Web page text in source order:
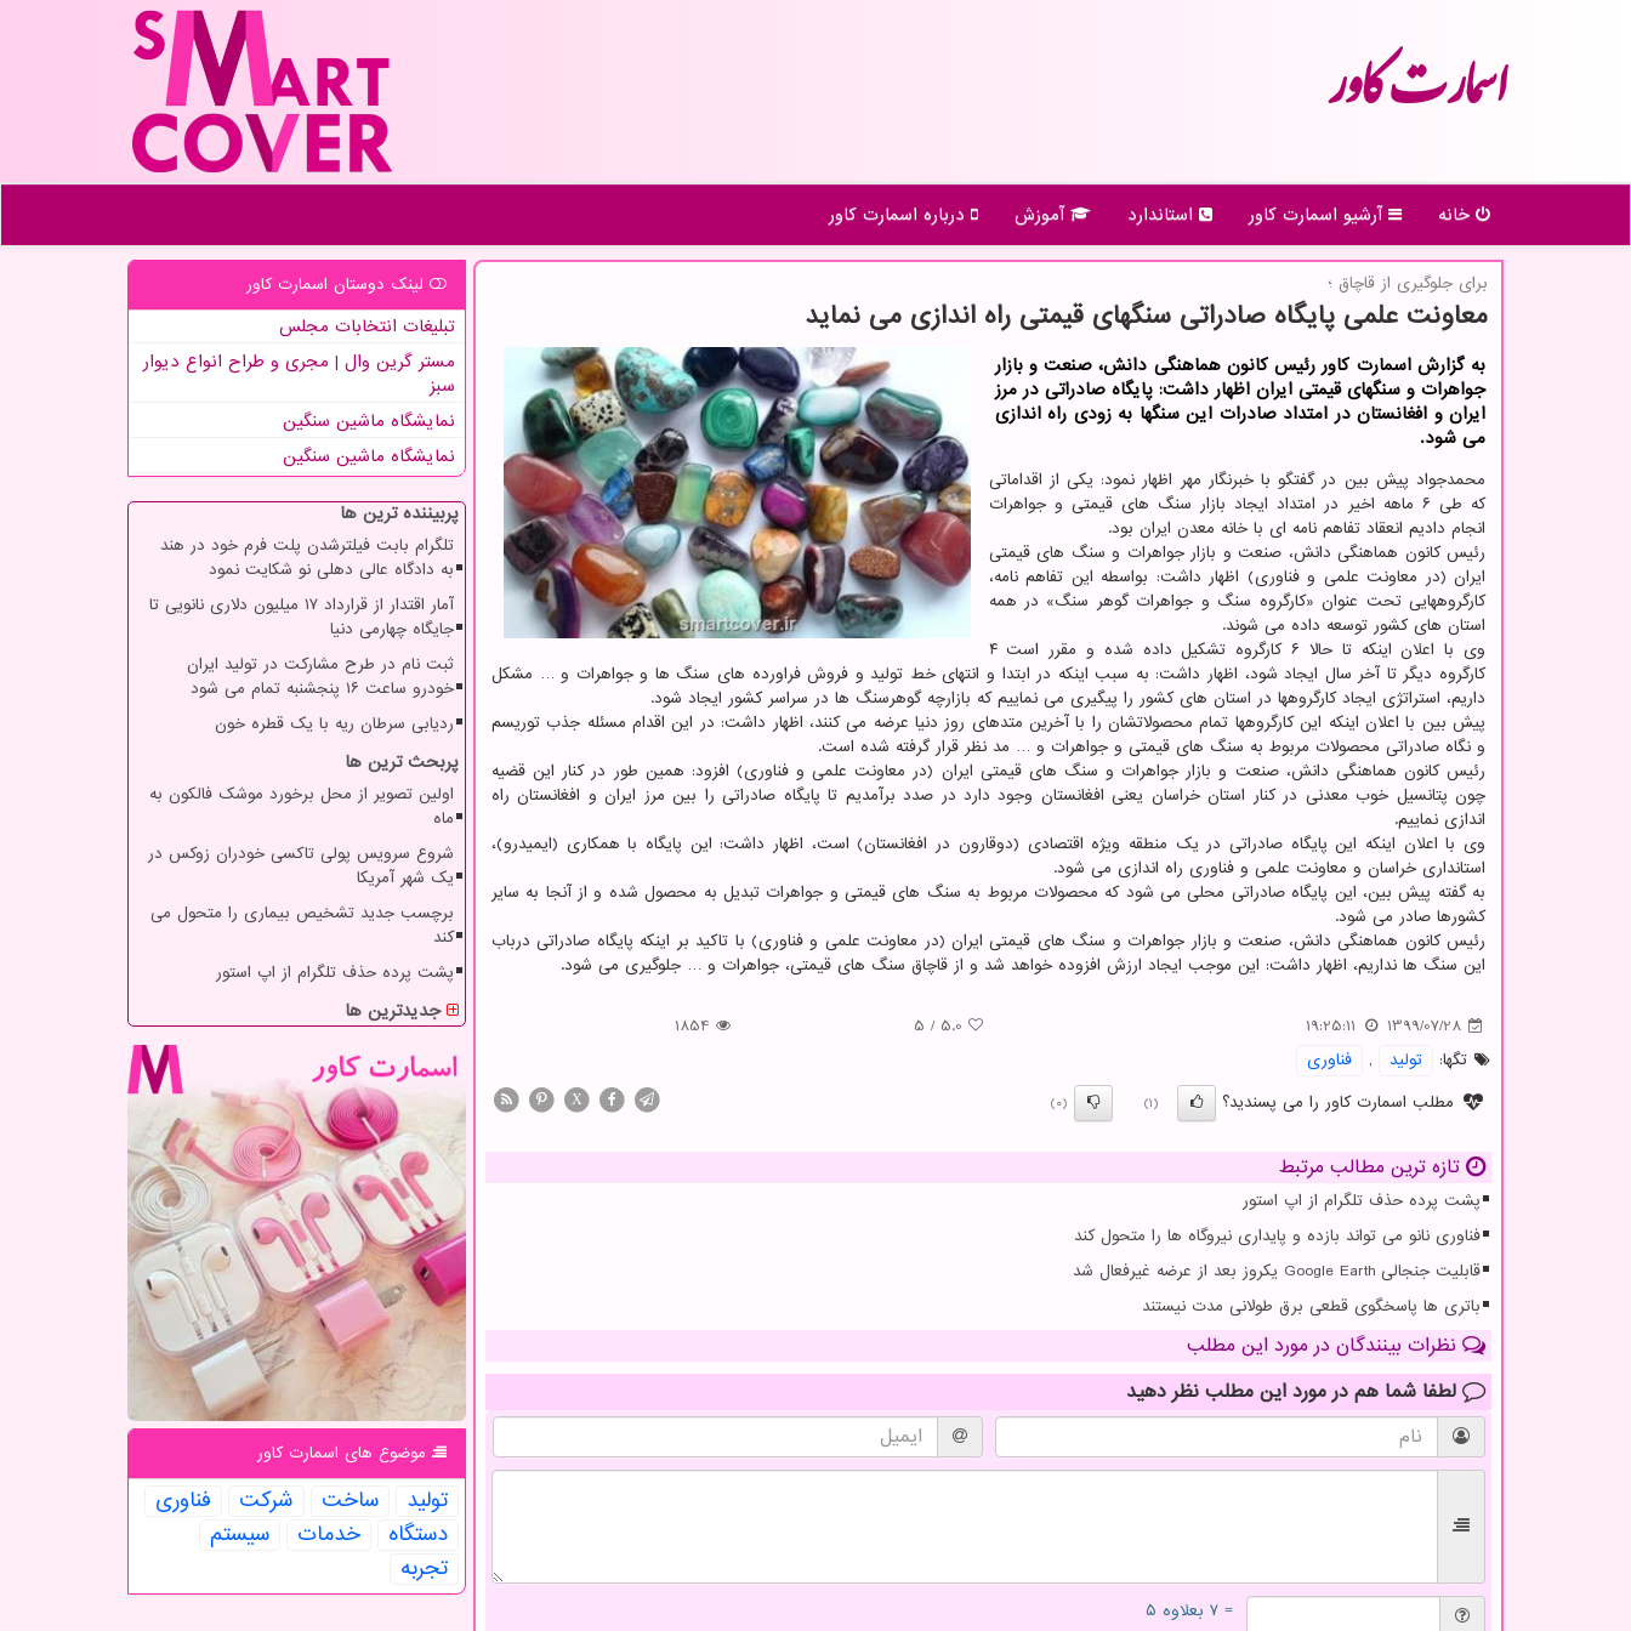
اسمارت كاور
خانه آرشیو اسمارت كاور استاندارد آموزش درباره اسمارت كاور
برای جلوگیری از قاچاق ؛
معاونت علمی پایگاه صادراتی سنگهای قیمتی راه اندازی می نماید
به گزارش اسمارت كاور رئیس كانون هماهنگی دانش، صنعت و بازار
جواهرات و سنگهای قیمتی ایران اظهار داشت: پایگاه صادراتی در مرز
ایران و افغانستان در امتداد صادرات این سنگها به زودی راه اندازی
می شود.
محمدجواد پیش بین در گفتگو با خبرنگار مهر اظهار نمود: یکی از اقداماتی
که طی ۶ ماهه اخیر در امتداد ایجاد بازار سنگ های قیمتی و جواهرات
انجام دادیم انعقاد تفاهم نامه ای با خانه معدن ایران بود.
رئیس کانون هماهنگی دانش، صنعت و بازار جواهرات و سنگ های قیمتی
ایران (در معاونت علمی و فناوری) اظهار داشت: بواسطه این تفاهم نامه،
کارگروههایی تحت عنوان «کارگروه سنگ و جواهرات گوهر سنگ» در همه
استان های کشور توسعه داده می شوند.
وی با اعلان اینکه تا حالا ۶ کارگروه تشکیل داده شده و مقرر است ۴
کارگروه دیگر تا آخر سال ایجاد شود، اظهار داشت: به سبب اینکه در ابتدا و انتهای خط تولید و فروش فراورده های سنگ ها و جواهرات و … مشکل
داریم، استراتژی ایجاد کارگروهها در استان های کشور را پیگیری می نماییم که بازارچه گوهرسنگ ها در سراسر کشور ایجاد شود.
پیش بین با اعلان اینکه این کارگروهها تمام محصولاتشان را با آخرین متدهای روز دنیا عرضه می کنند، اظهار داشت: در این اقدام مسئله جذب توریسم
و نگاه صادراتی محصولات مربوط به سنگ های قیمتی و جواهرات و … مد نظر قرار گرفته شده است.
رئیس کانون هماهنگی دانش، صنعت و بازار جواهرات و سنگ های قیمتی ایران (در معاونت علمی و فناوری) افزود: همین طور در کنار این قضیه
چون پتانسیل خوب معدنی در کنار استان خراسان یعنی افغانستان وجود دارد در صدد برآمدیم تا پایگاه صادراتی را بین مرز ایران و افغانستان راه
اندازی نماییم.
وی با اعلان اینکه این پایگاه صادراتی در یک منطقه ویژه اقتصادی (دوقارون در افغانستان) است، اظهار داشت: این پایگاه با همکاری (ایمیدرو)،
استانداری خراسان و معاونت علمی و فناوری راه اندازی می شود.
به گفته پیش بین، این پایگاه صادراتی محلی می شود که محصولات مربوط به سنگ های قیمتی و جواهرات تبدیل به محصول شده و از آنجا به سایر
کشورها صادر می شود.
رئیس کانون هماهنگی دانش، صنعت و بازار جواهرات و سنگ های قیمتی ایران (در معاونت علمی و فناوری) با تاکید بر اینکه پایگاه صادراتی درباب
این سنگ ها نداریم، اظهار داشت: این موجب ایجاد ارزش افزوده خواهد شد و از قاچاق سنگ های قیمتی، جواهرات و … جلوگیری می شود.
1399/07/28
19:25:11
5.0
/
5
1854
تگها:
تولید ,
فناوری
مطلب اسمارت کاور را می پسندید؟
(1)
(0)
X
تازه ترین مطالب مرتبط
پشت پرده حذف تلگرام از اپ استور
فناوری نانو می تواند بازده و پایداری نیروگاه ها را متحول کند
قابلیت جنجالی Google Earth یکروز بعد از عرضه غیرفعال شد
باتری ها پاسخگوی قطعی برق طولانی مدت نیستند
نظرات بینندگان در مورد این مطلب
لطفا شما هم در مورد این مطلب نظر دهید
= ۷ بعلاوه ۵
لینک دوستان اسمارت كاور
تبلیغات انتخابات مجلس
مستر گرین وال | مجری و طراح انواع دیوار
سبز
نمایشگاه ماشین سنگین
نمایشگاه ماشین سنگین
پربیننده ترین ها
تلگرام بابت فیلترشدن پلت فرم خود در هند
به دادگاه عالی دهلی نو شکایت نمود
آمار اقتدار از قرارداد ۱۷ میلیون دلاری نانویی تا
جایگاه چهارمی دنیا
ثبت نام در طرح مشارکت در تولید ایران
خودرو ساعت ۱۶ پنجشنبه تمام می شود
ردیابی سرطان ریه با یک قطره خون
پربحث ترین ها
اولین تصویر از محل برخورد موشک فالکون به
ماه
شروع سرویس پولی تاکسی خودران زوکس در
یک شهر آمریکا
برچسب جدید تشخیص بیماری را متحول می
کند
پشت پرده حذف تلگرام از اپ استور
جدیدترین ها
موضوع های اسمارت كاور
تولید ساخت شركت
فناوری
دستگاه
خدمات
سیستم
تجربه